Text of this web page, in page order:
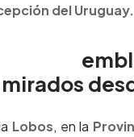
del Uruguay.
Lobos, en la